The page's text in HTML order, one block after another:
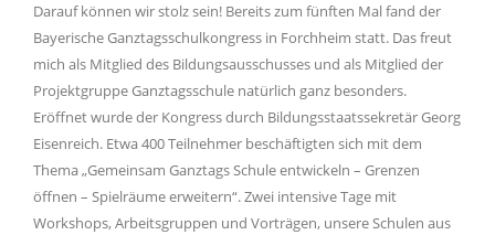
Darauf können wir stolz sein! Bereits zum fünften Mal fand der
Bayerische Ganztagsschulkongress in Forchheim statt. Das freut
mich als Mitglied des Bildungsausschusses und als Mitglied der
Projektgruppe Ganztagsschule natürlich ganz besonders.
Eröffnet wurde der Kongress durch Bildungsstaatssekretär Georg
Eisenreich. Etwa 400 Teilnehmer beschäftigten sich mit dem
Thema „Gemeinsam Ganztags Schule entwickeln – Grenzen
öffnen – Spielräume erweitern“. Zwei intensive Tage mit
Workshops, Arbeitsgruppen und Vorträgen, unsere Schulen aus